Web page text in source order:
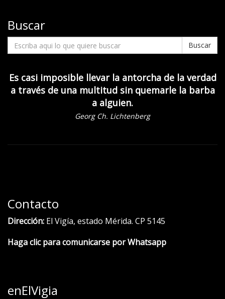
Buscar
Buscar
Es casi imposible llevar la antorcha de la verdad
a través de una multitud sin quemarle la barba
a alguien.
Georg Ch. Lichtenberg
Contacto
Dirección: El Vigía, estado Mérida. CP 5145
Haga clic para comunicarse por Whatsapp
enElVigia